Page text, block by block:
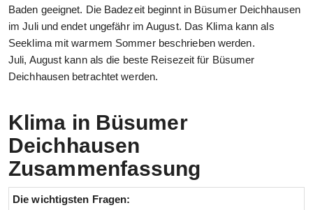
Baden geeignet. Die Badezeit beginnt in Büsumer Deichhausen
im Juli und endet ungefähr im August. Das Klima kann als
Seeklima mit warmem Sommer beschrieben werden.
Juli, August kann als die beste Reisezeit für Büsumer
Deichhausen betrachtet werden.
Klima in Büsumer
Deichhausen
Zusammenfassung
Die wichtigsten Fragen: